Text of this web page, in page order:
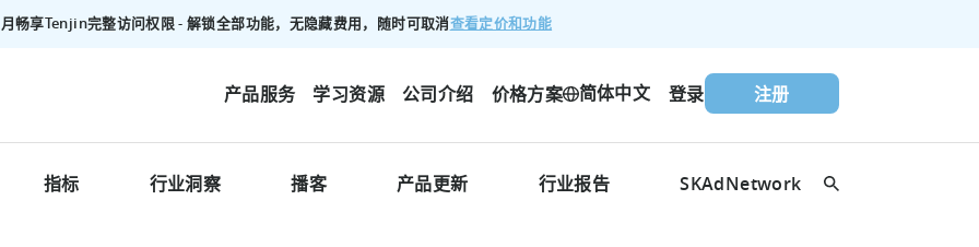
畅享Tenjin完整访问权限 - 解锁全部功能，无隐藏费用，随时可取消查看定价和功能
产品服务 学习资源 公司介绍 价格方案 简体中文 登录 注册
指标 行业洞察 播客 产品更新 行业报告 SKAdNetwork